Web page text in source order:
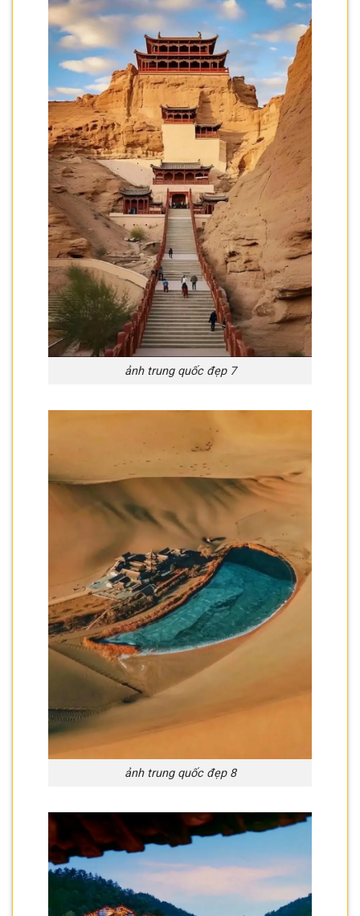
ảnh trung quốc đẹp 7
ảnh trung quốc đẹp 8